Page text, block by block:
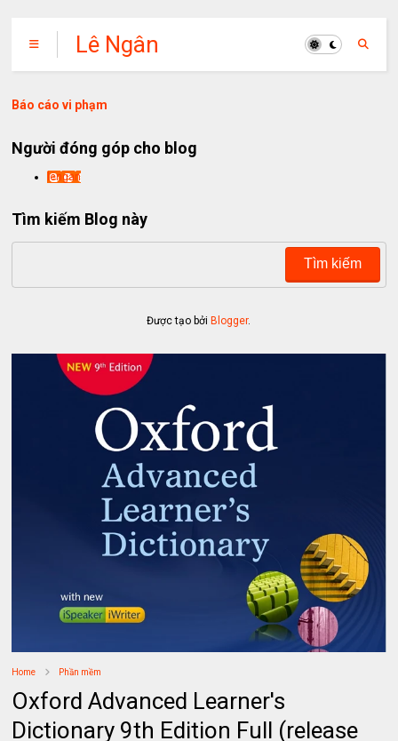
Lê Ngân
Báo cáo vi phạm
Người đóng góp cho blog
lengan
Tìm kiếm Blog này
Được tạo bởiBlogger.
Home Phần mềm
Oxford Advanced Learner's
Dictionary 9th Edition Full (release